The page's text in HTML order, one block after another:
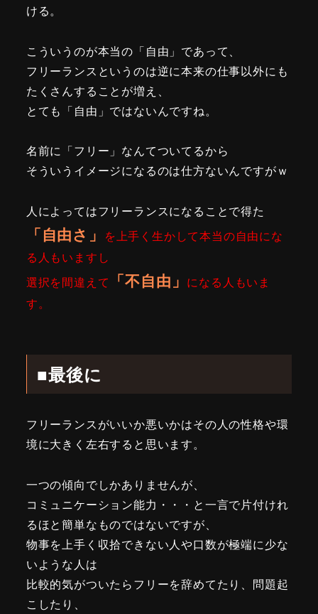
ける。
こういうのが本当の「自由」であって、
フリーランスというのは逆に本来の仕事以外にも
たくさんすることが増え、
とても「自由」ではないんですね。
名前に「フリー」なんてついてるから
そういうイメージになるのは仕方ないんですがｗ
人によってはフリーランスになることで得た
「自由さ」
を上手く生かして本当の自由にな
る人もいますし
選択を間違えて
「不自由」 になる人もいま
す。
■最後に
フリーランスがいいか悪いかはその人の性格や環
境に大きく左右すると思います。
一つの傾向でしかありませんが、
コミュニケーション能力・・・と一言で片付けれ
るほと簡単なものではないですが、
物事を上手く収拾できない人や口数が極端に少な
いような人は
比較的気がついたらフリーを辞めてたり、問題起
こしたり、